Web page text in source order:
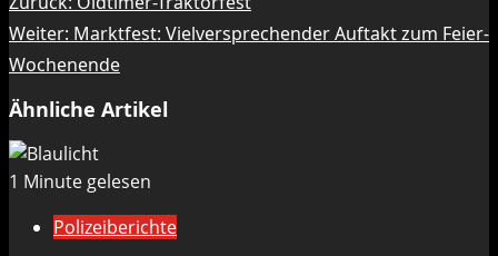
Weiter: Marktfest: Vielversprechender Auftakt zum Feier-
Wochenende
Ähnliche Artikel
1 Minute gelesen
Polizeiberichte